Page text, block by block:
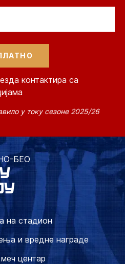
контактира са
у току сезоне 2025/26
БЕО
на стадион
и вредне награде
центар